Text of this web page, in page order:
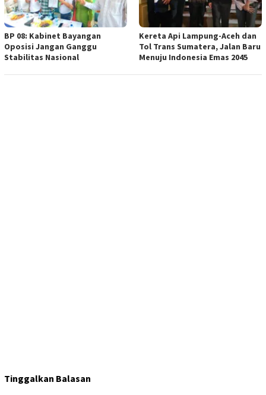
BP 08: Kabinet Bayangan
Oposisi Jangan Ganggu
Stabilitas Nasional
Kereta Api Lampung-Aceh dan
Tol Trans Sumatera, Jalan Baru
Menuju Indonesia Emas 2045
Tinggalkan Balasan